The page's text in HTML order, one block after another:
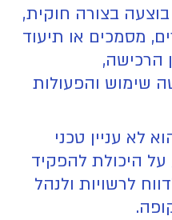
בצורה חוקית,
מסמכים או תיעוד
הרכישה,
שימוש והפעולות
לא עניין טכני
היכולת להפקיד
לרשויות ולנהל